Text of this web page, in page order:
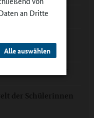
an Dritte
Alle auswählen
im Ganztag
„MINT
Rüdersdorf
der Schülerinnen